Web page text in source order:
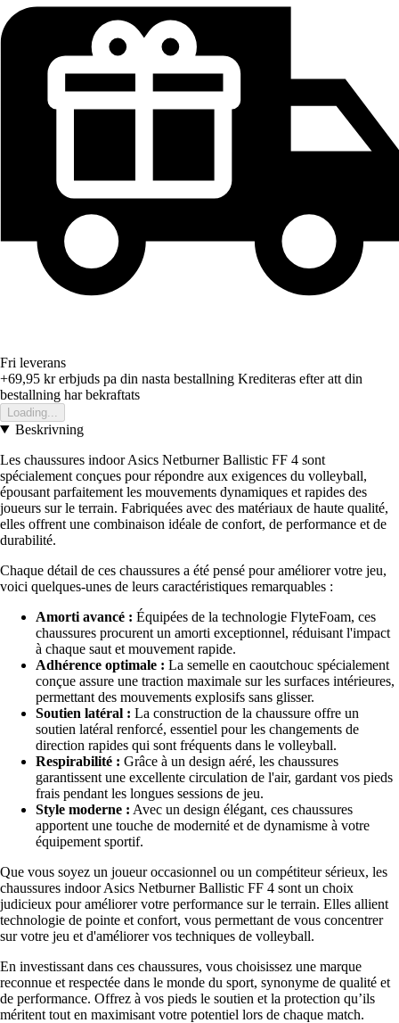
Fri leverans
+69,95 krerbjuds pa din nasta bestallning Krediteras efter att din
bestallning har bekraftats
Loading...
Beskrivning
Les chaussures indoor Asics Netburner Ballistic FF 4 sont
spécialement conçues pour répondre aux exigences du volleyball,
épousant parfaitement les mouvements dynamiques et rapides des
joueurs sur le terrain. Fabriquées avec des matériaux de haute qualité,
elles offrent une combinaison idéale de confort, de performance et de
durabilité.
Chaque détail de ces chaussures a été pensé pour améliorer votre jeu,
voici quelques-unes de leurs caractéristiques remarquables :
Amorti avancé : Équipées de la technologie FlyteFoam, ces
chaussures procurent un amorti exceptionnel, réduisant l'impact
à chaque saut et mouvement rapide.
Adhérence optimale : La semelle en caoutchouc spécialement
conçue assure une traction maximale sur les surfaces intérieures,
permettant des mouvements explosifs sans glisser.
Soutien latéral : La construction de la chaussure offre un
soutien latéral renforcé, essentiel pour les changements de
direction rapides qui sont fréquents dans le volleyball.
Respirabilité : Grâce à un design aéré, les chaussures
garantissent une excellente circulation de l'air, gardant vos pieds
frais pendant les longues sessions de jeu.
Style moderne : Avec un design élégant, ces chaussures
apportent une touche de modernité et de dynamisme à votre
équipement sportif.
Que vous soyez un joueur occasionnel ou un compétiteur sérieux, les
chaussures indoor Asics Netburner Ballistic FF 4 sont un choix
judicieux pour améliorer votre performance sur le terrain. Elles allient
technologie de pointe et confort, vous permettant de vous concentrer
sur votre jeu et d'améliorer vos techniques de volleyball.
En investissant dans ces chaussures, vous choisissez une marque
reconnue et respectée dans le monde du sport, synonyme de qualité et
de performance. Offrez à vos pieds le soutien et la protection qu’ils
méritent tout en maximisant votre potentiel lors de chaque match.